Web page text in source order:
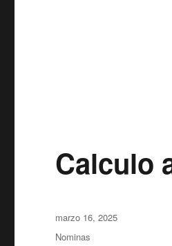
Calculo
Publicado
el
marzo 16, 2025
Categorías
Nominas